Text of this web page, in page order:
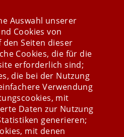
Auswahl unserer
Cookies von
Seiten dieser
Cookies, die für die
erforderlich sind;
die bei der Nutzung
Verwendung
mit
Daten zur Nutzung
generieren;
mit denen